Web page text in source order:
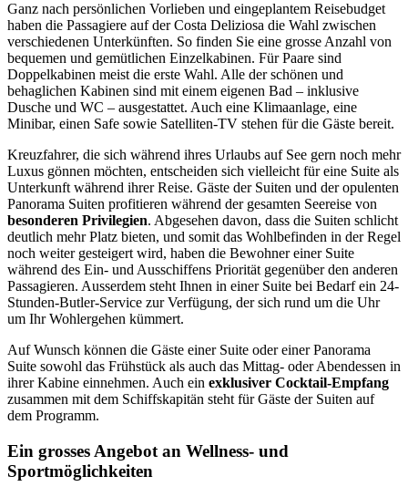
Ganz nach persönlichen Vorlieben und eingeplantem Reisebudget
haben die Passagiere auf der Costa Deliziosa die Wahl zwischen
verschiedenen Unterkünften. So finden Sie eine grosse Anzahl von
bequemen und gemütlichen Einzelkabinen. Für Paare sind
Doppelkabinen meist die erste Wahl. Alle der schönen und
behaglichen Kabinen sind mit einem eigenen Bad – inklusive
Dusche und WC – ausgestattet. Auch eine Klimaanlage, eine
Minibar, einen Safe sowie Satelliten-TV stehen für die Gäste bereit.
Kreuzfahrer, die sich während ihres Urlaubs auf See gern noch mehr
Luxus gönnen möchten, entscheiden sich vielleicht für eine Suite als
Unterkunft während ihrer Reise. Gäste der Suiten und der opulenten
Panorama Suiten profitieren während der gesamten Seereise von
besonderen Privilegien. Abgesehen davon, dass die Suiten schlicht
deutlich mehr Platz bieten, und somit das Wohlbefinden in der Regel
noch weiter gesteigert wird, haben die Bewohner einer Suite
während des Ein- und Ausschiffens Priorität gegenüber den anderen
Passagieren. Ausserdem steht Ihnen in einer Suite bei Bedarf ein 24-
Stunden-Butler-Service zur Verfügung, der sich rund um die Uhr
um Ihr Wohlergehen kümmert.
Auf Wunsch können die Gäste einer Suite oder einer Panorama
Suite sowohl das Frühstück als auch das Mittag- oder Abendessen in
ihrer Kabine einnehmen. Auch ein exklusiver Cocktail-Empfang
zusammen mit dem Schiffskapitän steht für Gäste der Suiten auf
dem Programm.
Ein grosses Angebot an Wellness- und
Sportmöglichkeiten